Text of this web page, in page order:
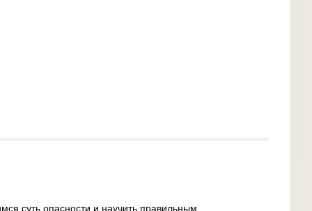
суть опасности и научить правильным